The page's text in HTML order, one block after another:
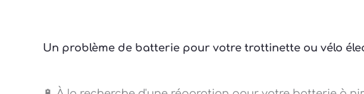
Un problème de batterie pour votre trottinette ou vélo